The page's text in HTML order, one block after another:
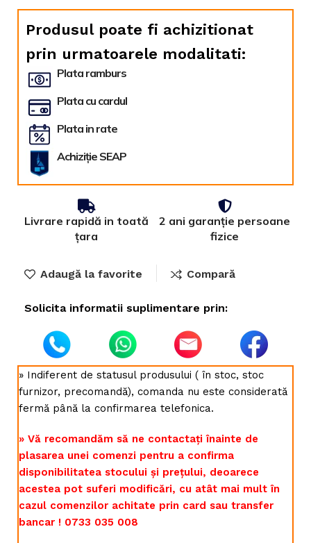
Produsul poate fi achizitionat
prin urmatoarele modalitati:
Plata ramburs
Plata cu cardul
Plata in rate
Achiziție SEAP
Livrare rapidă in toată
țara
2 ani garanție persoane
fizice
Adaugă la favorite Compară
Solicita informatii suplimentare prin:
» Indiferent de statusul produsului ( în stoc, stoc
furnizor, precomandă), comanda nu este considerată
fermă până la confirmarea telefonica.
» Vă recomandăm să ne contactați înainte de
plasarea unei comenzi pentru a confirma
disponibilitatea stocului și prețului, deoarece
acestea pot suferi modificări, cu atât mai mult în
cazul comenzilor achitate prin card sau transfer
bancar ! 0733 035 008